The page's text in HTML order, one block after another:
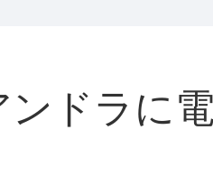
ンドラに